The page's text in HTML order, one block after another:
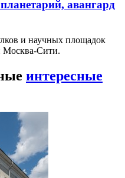
авангард
и научных площадок
Москва-Сити.
интересные